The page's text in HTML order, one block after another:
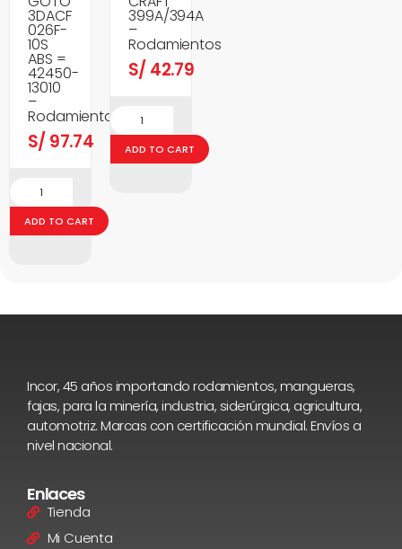
3DACF
026F-
10S
ABS =
42450-
13010
–
Rodamientos
S/ 97.74
ADD TO CART
399A/394A
–
Rodamientos
S/ 42.79
ADD TO CART
Incor, 45 años importando rodamientos, mangueras,
fajas, para la minería, industria, siderúrgica, agricultura,
automotriz. Marcas con certificación mundial. Envíos a
nivel nacional.
Enlaces
Tienda
Mi Cuenta